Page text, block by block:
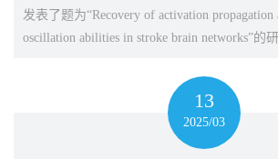
发表了题为“Recovery of activation propagation
oscillation abilities in stroke brain networks”的
文的合作者为徐克生教授和吴娇博士，江苏
13
2025/03